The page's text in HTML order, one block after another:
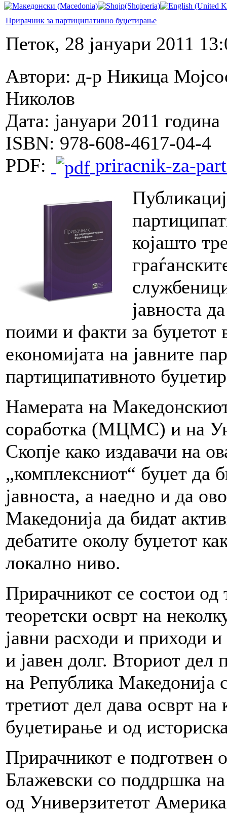
Прирачник за партиципативно буџетирање
Петок, 28 јануари 2011
Автори: д-р Никица
Николов
Дата: јануари 2011 година
ISBN: 978-608-4617-04-4
PDF:
priracnik-za-
којашто
јавноста
поими и факти за буџетот
економијата на јавните
партиципативното
Намерата на
соработка (МЦМС) и на
Скопје како издавачи на
„комплексниот“ буџет да
јавноста, а наедно и да
Македонија да бидат
дебатите околу буџетот
локално ниво.
Прирачникот се состои
теоретски осврт на
јавни расходи и приходи
и јавен долг. Вториот дел
на Република Македонија
третиот дел дава осврт
буџетирање и од
Прирачникот е подготвен
Блажевски со поддршка
од Универзитетот